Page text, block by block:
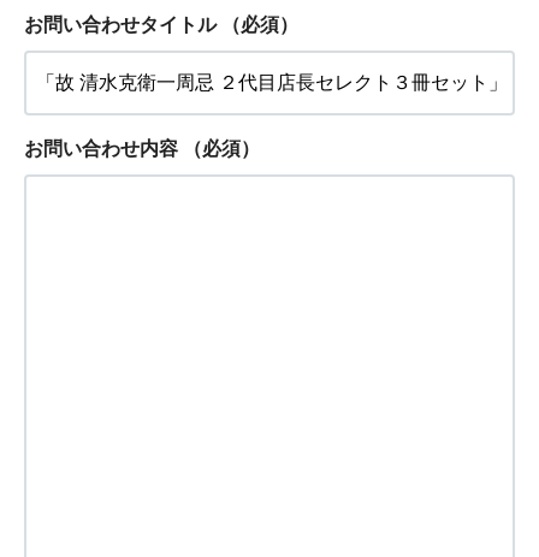
お問い合わせタイトル （必須）
お問い合わせ内容 （必須）